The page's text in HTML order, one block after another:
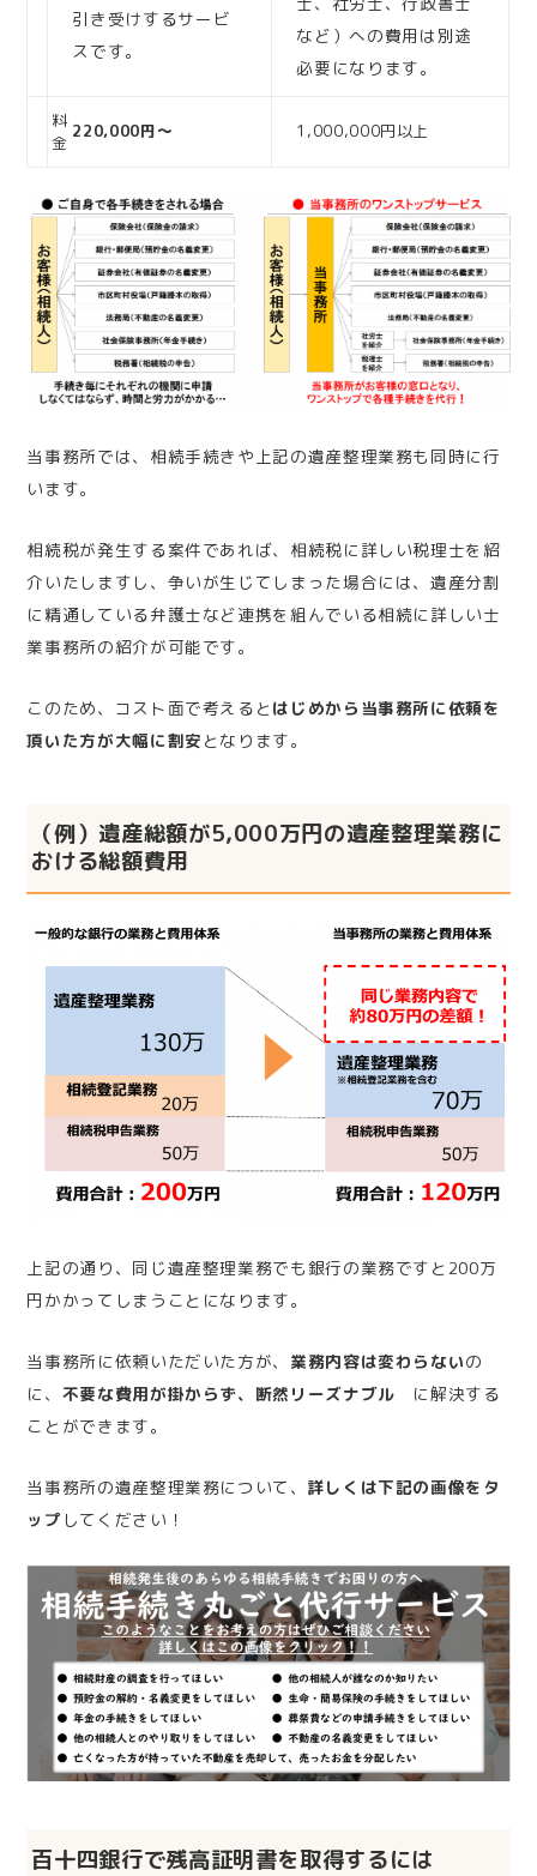
引き受けするサービ
スです。
など）への費用は別途
必要になります。
料
金
220,000円～ 1,000,000円以上
当事務所では、相続手続きや上記の遺産整理業務も同時に行
います。
相続税が発生する案件であれば、相続税に詳しい税理士を紹
介いたしますし、争いが生じてしまった場合には、遺産分割
に精通している弁護士など連携を組んでいる相続に詳しい士
業事務所の紹介が可能です。
このため、コスト面で考えると はじめから当事務所に依頼を
頂いた方が大幅に割安 となります。
（例）遺産総額が5,000万円の遺産整理業務に
おける総額費用
上記の通り、同じ遺産整理業務でも銀行の業務ですと200万
円かかってしまうことになります。
当事務所に依頼いただいた方が、 業務内容は変わらないの
に、 不要な費用が掛からず、断然リーズナブル に解決する
ことができます。
当事務所の遺産整理業務について、 詳しくは下記の画像をタ
ップ してください！
百十四銀行で残高証明書を取得するには